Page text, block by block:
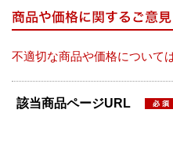
不適切な商品や価格について
該当商品ページURL